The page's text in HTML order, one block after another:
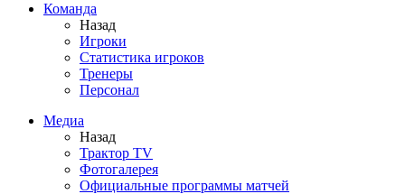
Команда
Назад
Игроки
Статистика игроков
Тренеры
Персонал
Медиа
Назад
Трактор TV
Фотогалерея
Официальные программы матчей